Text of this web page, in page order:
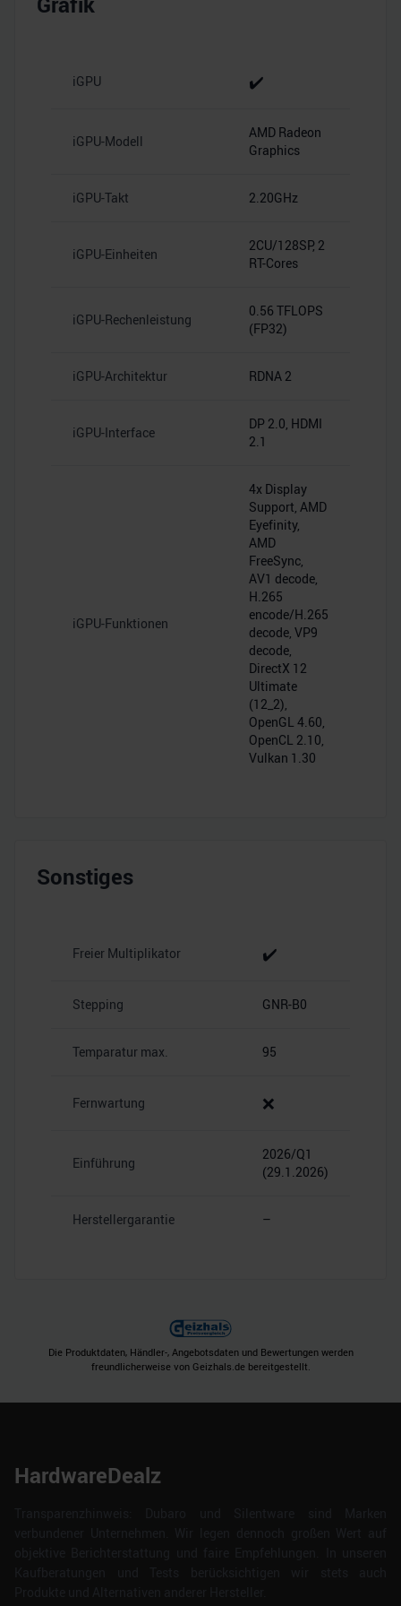
analysieren. Außerdem geben wir Informationen zu Ihrer
weiteren Daten zusammen, die Sie ihnen bereitgestellt
iGPU ✔️
iGPU-Modell
AMD Radeon
Graphics
iGPU-Takt 2.20GHz
iGPU-Einheiten
2CU/128SP, 2
RT-Cores
iGPU-Rechenleistung
0.56 TFLOPS
(FP32)
iGPU-Architektur RDNA 2
iGPU-Interface
DP 2.0, HDMI
2.1
iGPU-Funktionen
4x Display
Support, AMD
Eyefinity,
AMD
FreeSync,
AV1 decode,
H.265
encode/H.265
decode, VP9
decode,
DirectX 12
Ultimate
(12_2),
OpenGL 4.60,
OpenCL 2.10,
Vulkan 1.30
Sonstiges
Freier Multiplikator ✔️
Stepping GNR-B0
Temparatur max. 95
Fernwartung ❌
Einführung
2026/Q1
(29.1.2026)
Herstellergarantie –
Die Produktdaten, Händler-, Angebotsdaten und Bewertungen werden
freundlicherweise von Geizhals.de bereitgestellt.
HardwareDealz